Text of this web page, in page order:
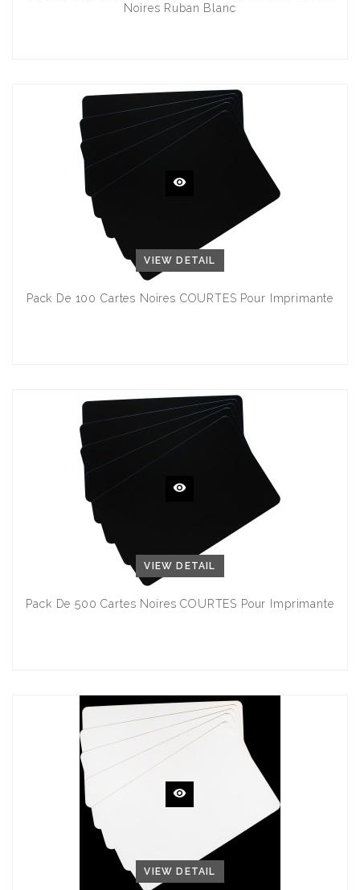
Noires Ruban Blanc
VIEW DETAIL
Pack De 100 Cartes Noires COURTES Pour Imprimante
VIEW DETAIL
Pack De 500 Cartes Noires COURTES Pour Imprimante
VIEW DETAIL